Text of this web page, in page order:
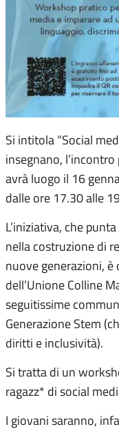
Si intitola “Social
insegnano,
avrà luogo il 16
dalle ore 17.30 alle
L’iniziativa, che
nella costruzione di
nuove generazioni, è
dell’Unione Colline
seguitissime
Generazione Stem
diritti e inclusività).
Si tratta di un
ragazz* di social
I giovani saranno,